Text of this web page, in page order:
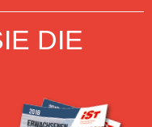
DIE